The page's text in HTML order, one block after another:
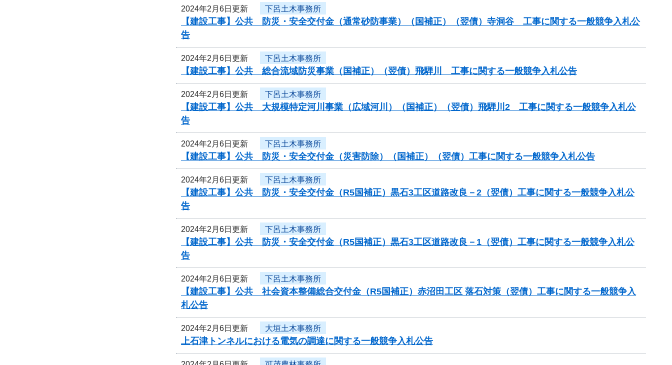
2024年2月6日更新 下呂土木事務所
【建設工事】公共 防災・安全交付金（通常砂防事業）（国補正）（翌債）寺洞谷 工事に関する一般競争入札公
告
2024年2月6日更新 下呂土木事務所
【建設工事】公共 総合流域防災事業（国補正）（翌債）飛騨川 工事に関する一般競争入札公告
2024年2月6日更新 下呂土木事務所
【建設工事】公共 大規模特定河川事業（広域河川）（国補正）（翌債）飛騨川2 工事に関する一般競争入札公
告
2024年2月6日更新 下呂土木事務所
【建設工事】公共 防災・安全交付金（災害防除）（国補正）（翌債）工事に関する一般競争入札公告
2024年2月6日更新 下呂土木事務所
【建設工事】公共 防災・安全交付金（R5国補正）黒石3工区道路改良－2（翌債）工事に関する一般競争入札公
告
2024年2月6日更新 下呂土木事務所
【建設工事】公共 防災・安全交付金（R5国補正）黒石3工区道路改良－1（翌債）工事に関する一般競争入札公
告
2024年2月6日更新 下呂土木事務所
【建設工事】公共 社会資本整備総合交付金（R5国補正）赤沼田工区 落石対策（翌債）工事に関する一般競争入
札公告
2024年2月6日更新 大垣土木事務所
上石津トンネルにおける電気の調達に関する一般競争入札公告